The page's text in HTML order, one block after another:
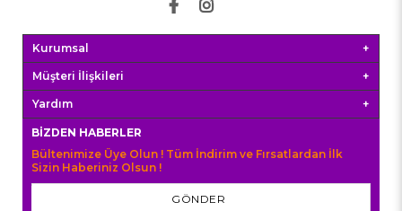
Kurumsal
Müşteri İlişkileri
Yardım
BIZDEN HABERLER
Bültenimize Üye Olun ! Tüm İndirim ve Fırsatlardan İlk
Sizin Haberiniz Olsun !
GÖNDER